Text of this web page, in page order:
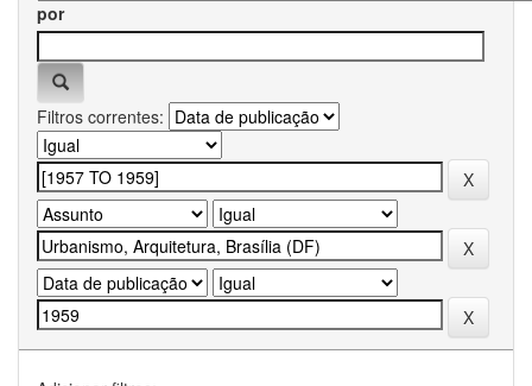
por
Filtros correntes: